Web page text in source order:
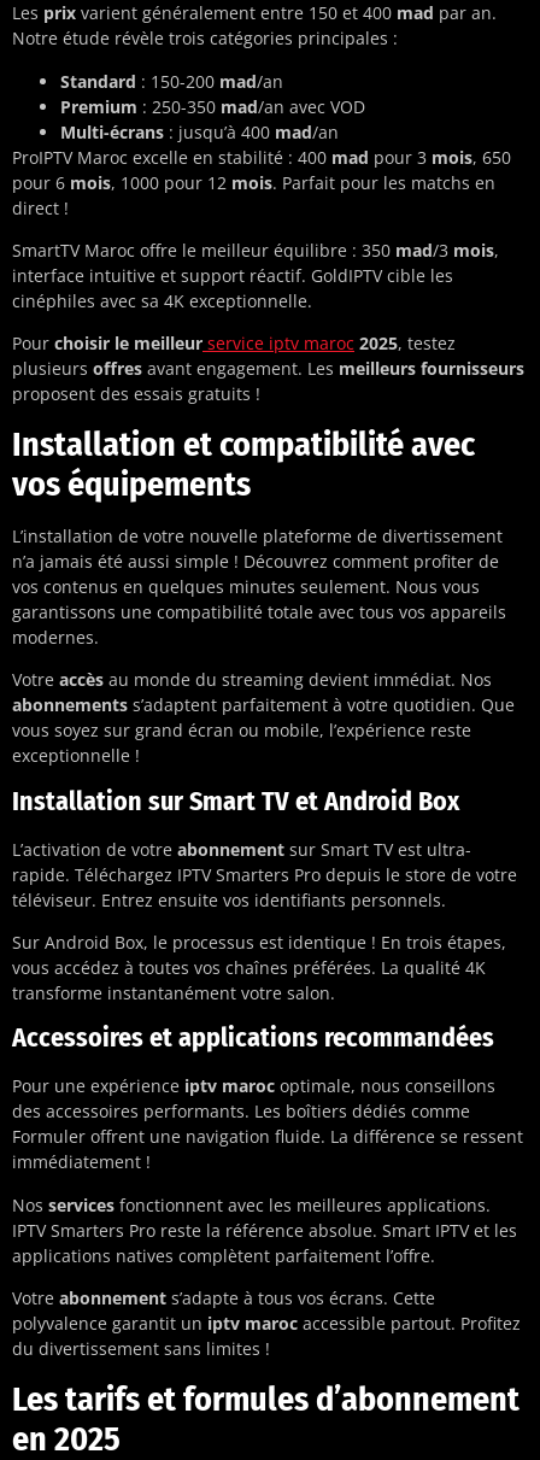
Les prix varient généralement entre 150 et 400 mad par an.
Notre étude révèle trois catégories principales :
Standard : 150-200 mad/an
Premium : 250-350 mad/an avec VOD
Multi-écrans : jusqu’à 400 mad/an
ProIPTV Maroc excelle en stabilité : 400 mad pour 3 mois, 650
pour 6 mois, 1000 pour 12 mois. Parfait pour les matchs en
direct !
SmartTV Maroc offre le meilleur équilibre : 350 mad/3 mois,
interface intuitive et support réactif. GoldIPTV cible les
cinéphiles avec sa 4K exceptionnelle.
Pour choisir le meilleur service iptv maroc 2025, testez
plusieurs offres avant engagement. Les meilleurs fournisseurs
proposent des essais gratuits !
Installation et compatibilité avec
vos équipements
L’installation de votre nouvelle plateforme de divertissement
n’a jamais été aussi simple ! Découvrez comment profiter de
vos contenus en quelques minutes seulement. Nous vous
garantissons une compatibilité totale avec tous vos appareils
modernes.
Votre accès au monde du streaming devient immédiat. Nos
abonnements s’adaptent parfaitement à votre quotidien. Que
vous soyez sur grand écran ou mobile, l’expérience reste
exceptionnelle !
Installation sur Smart TV et Android Box
L’activation de votre abonnement sur Smart TV est ultra-
rapide. Téléchargez IPTV Smarters Pro depuis le store de votre
téléviseur. Entrez ensuite vos identifiants personnels.
Sur Android Box, le processus est identique ! En trois étapes,
vous accédez à toutes vos chaînes préférées. La qualité 4K
transforme instantanément votre salon.
Accessoires et applications recommandées
Pour une expérience iptv maroc optimale, nous conseillons
des accessoires performants. Les boîtiers dédiés comme
Formuler offrent une navigation fluide. La différence se ressent
immédiatement !
Nos services fonctionnent avec les meilleures applications.
IPTV Smarters Pro reste la référence absolue. Smart IPTV et les
applications natives complètent parfaitement l’offre.
Votre abonnement s’adapte à tous vos écrans. Cette
polyvalence garantit un iptv maroc accessible partout. Profitez
du divertissement sans limites !
Les tarifs et formules d’abonnement
en 2025